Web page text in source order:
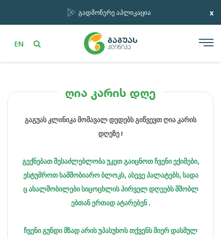
გადმოწერე აპლიკაცია x
EN
ღია კარის დღე
გაგუას კლინიკა მომავალ დედებს გიწვევთ ღია კარის
დღეზე !
გექნებათ შესაძლებლობა უკეთ გაიცნოთ ჩვენი ექიმები,
ესტუმროთ სამშობიარო ბლოკს, ასევე პალატებს, სადა
ც ახალშობილები სიცოცხლის პირველ დღეებს მშობლ
ებთან ერთად ატარებენ .
ჩვენი გუნდი მზად არის უპასუხოს თქვენს მიერ დასმულ